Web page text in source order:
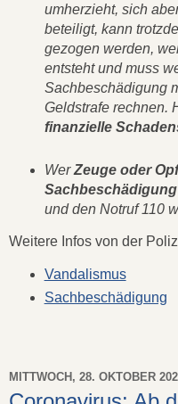
umherzieht, sich
beteiligt, kann
gezogen werden,
entsteht und muss
Sachbeschädigung
Geldstrafe rechnen.
finanzielle
WerZeuge oder
Sachbeschädigung
und den Notruf 110
Weitere Infos von der
Vandalismus
Sachbeschädigung
MITTWOCH, 28. OKTOBER